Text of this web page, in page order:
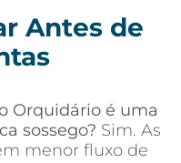
Antes de
Orquidário é uma
sossego? Sim. As
menor fluxo de